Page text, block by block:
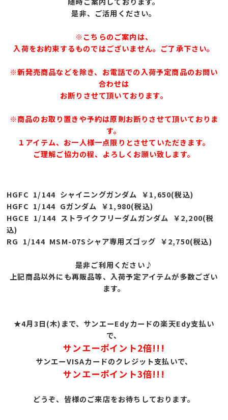
是非、ご活用ください。
※こちらのご案内は、
入荷をお約束するものではございません。ご了承下さい。
※新発売商品などを除き、お電話での入荷予定商品のお問い
合わせは
お断りさせて頂いております。
※商品のお取り置きや予約は原則お断りさせて頂いておりま
す。
１アイテム、お一人様一点限りとさせていただきます。
ご理解ご協力の程、よろしくお願い致します。
HGFC 1/144 シャイニングガンダム ￥1,650(税込)
HGFC 1/144 Gガンダム ￥1,980(税込)
HGCE 1/144 ストライクフリーダムガンダム ￥2,200(税
込)
RG 1/144 MSM-07Sシャア専用ズゴッグ ￥2,750(税込)
是非ご利用ください♪
上記商品以外にも再販品等、入荷予定アイテムが多数ござい
ます。
★4月3日(木)まで、サンエーEdyカードの楽天Edy支払い
で、
サンエーポイント2倍!!!
サンエーVISAカードのクレジット支払いで、
サンエーポイント3倍!!!
どうぞ、皆様のご来店をお待ちしております。